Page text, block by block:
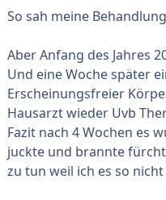
So sah meine
Aber Anfang des Jahres
Und eine Woche später
Erscheinungsfreier
Hausarzt wieder Uvb
Fazit nach 4 Wochen es
juckte und brannte
zu tun weil ich es so